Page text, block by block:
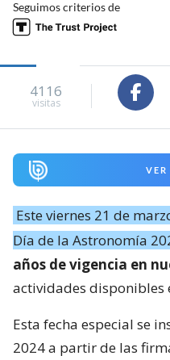
Seguimos criterios de
4116
visitas
VER
Este viernes 21 de
Día de la Astronomía
años de vigencia en
actividades disponibles
Esta fecha especial se
2024 a partir de las